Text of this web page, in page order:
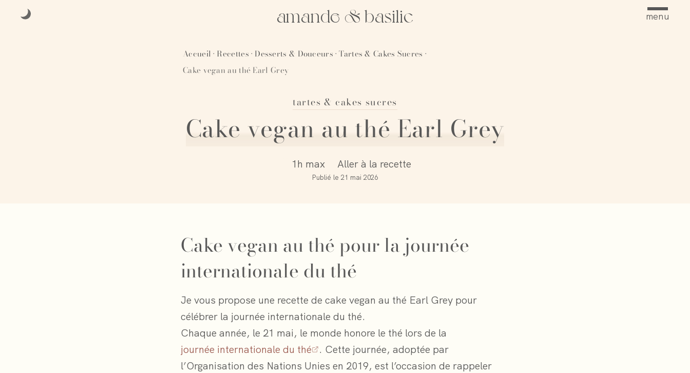
amande & basilic menu
Accueil · Recettes · Desserts & Douceurs · Tartes & Cakes Sucres ·
Cake vegan au thé Earl Grey
tartes & cakes sucres
Cake vegan au thé Earl Grey
1h max Aller à la recette
Publié le 21 mai 2026
Cake vegan au thé pour la journée
internationale du thé
Je vous propose une recette de cake vegan au thé Earl Grey pour
célébrer la journée internationale du thé.
Chaque année, le 21 mai, le monde honore le thé lors de la
journée internationale du thé
. Cette journée, adoptée par
l’Organisation des Nations Unies en 2019, est l’occasion de rappeler